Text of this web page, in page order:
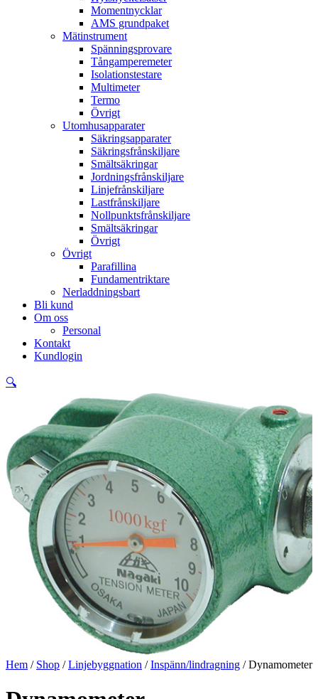
Momentnycklar
AMS grundpaket
Mätinstrument
Spänningsprovare
Tångamperemeter
Isolationstestare
Multimeter
Termo
Övrigt
Utomhusapparater
Säkringsapparater
Säkringsfrånskiljare
Smältsäkringar
Jordningsfrånskiljare
Linjefrånskiljare
Lastfrånskiljare
Nollpunktsfrånskiljare
Smältsäkringar
Övrigt
Övrigt
Parafillina
Fundamentriktare
Nerladdningsbart
Bli kund
Om oss
Personal
Kontakt
Kundlogin
🔍
Hem / Shop /Linjebyggnation /Inspänn/lindragning / Dynamometer